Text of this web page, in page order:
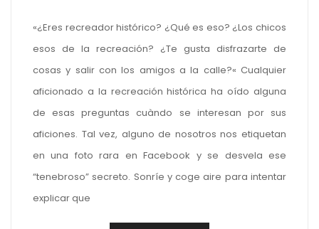
«¿Eres recreador histórico? ¿Qué es eso? ¿Los chicos
esos de la recreación? ¿Te gusta disfrazarte de
cosas y salir con los amigos a la calle?« Cualquier
aficionado a la recreación histórica ha oído alguna
de esas preguntas cuàndo se interesan por sus
aficiones. Tal vez, alguno de nosotros nos etiquetan
en una foto rara en Facebook y se desvela ese
“tenebroso” secreto. Sonríe y coge aire para intentar
explicar que